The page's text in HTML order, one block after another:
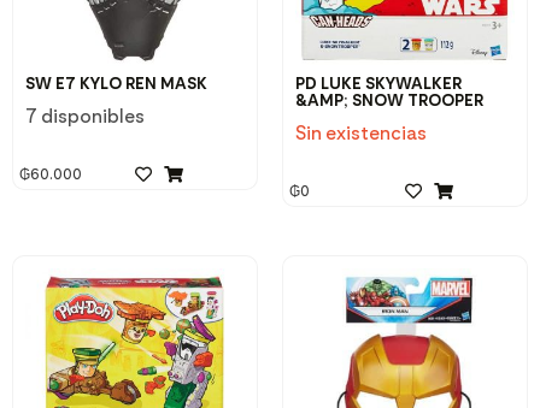
SW E7 KYLO REN MASK
7 disponibles
₲60.000
PD LUKE SKYWALKER
&AMP; SNOW TROOPER
Sin existencias
₲0